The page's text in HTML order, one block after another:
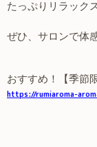
たっぷりリラック
ぜひ、サロンで体
おすすめ！【季節
https://rumiaroma-